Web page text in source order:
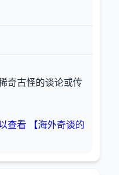
奇古怪的谈论或传
查看 【海外奇谈的